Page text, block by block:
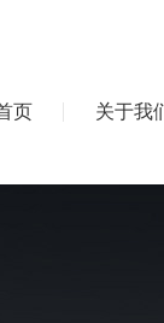
页 关于我